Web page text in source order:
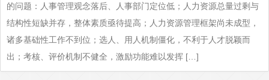
的问题：人事管理观念落后、人事部门定位低；人力资源总量过剩与
结构性短缺并存，整体素质亟待提高；人力资源管理框架尚未成型，
诸多基础性工作不到位；选人、用人机制僵化，不利于人才脱颖而
出；考核、评价机制不健全，激励功能难以发挥 […]